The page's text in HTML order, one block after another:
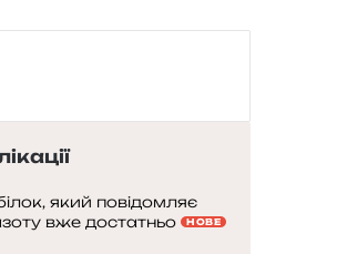
який повідомляє
вже достатньо
НОВЕ